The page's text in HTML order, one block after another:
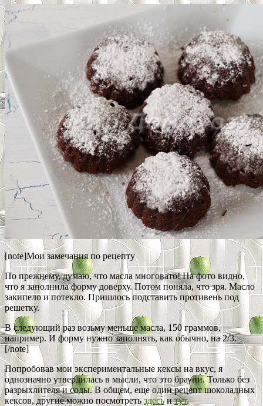
[note]Мои замечания по рецепту
По прежнему, думаю, что масла многовато! На фото видно,
что я заполнила форму доверху. Потом поняла, что зря. Масло
закипело и потекло. Пришлось подставить противень под
решетку.
В следующий раз возьму меньше масла, 150 граммов,
например. И форму нужно заполнять, как обычно, на 2/3.
[/note]
Попробовав мои экспериментальные кексы на вкус, я
однозначно утвердилась в мысли, что это брауни. Только без
разрыхлителя и соды. В общем, еще один рецепт шоколадных
кексов, другие можно посмотреть здесьитут.